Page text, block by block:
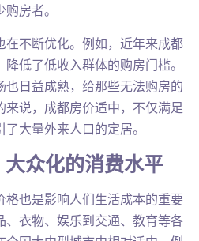
房者。
在不断优化。例如，近年来成都
低了低收入群体的购房门槛。
日益成熟，给那些无法购房的
来说，成都房价适中，不仅满足
大量外来人口的定居。
众化的消费水平
格也是影响人们生活成本的重要
、衣物、娱乐到交通、教育等各